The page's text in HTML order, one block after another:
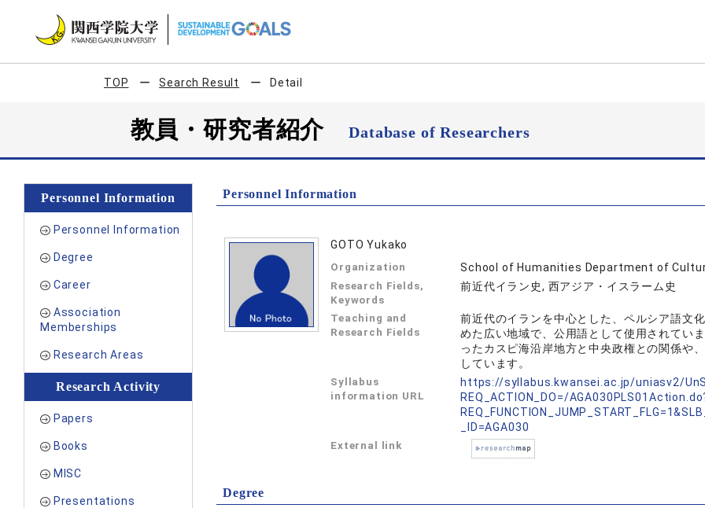
TOP Search Result Detail
教員・研究者紹介Database of Researchers
Personnel Information
Personnel Information
Degree
Career
Association
Memberships
Research Areas
Research Activity
Papers
Books
MISC
Presentations
Personnel Information
GOTO Yukako
Organization School of Humanities Department of
Research Fields,
Keywords
前近代イラン史, 西アジア・イスラーム史
Teaching and
Research Fields
前近代のイランを中心とした、ペルシア語文
めた広い地域で、公用語として使用されてい
ったカスピ海沿岸地方と中央政権との関係や
しています。
Syllabus
information URL
https://syllabus.kwansei.ac.jp/uniasv2/
REQ_ACTION_DO=/
_ID=AGA030
External link
Degree